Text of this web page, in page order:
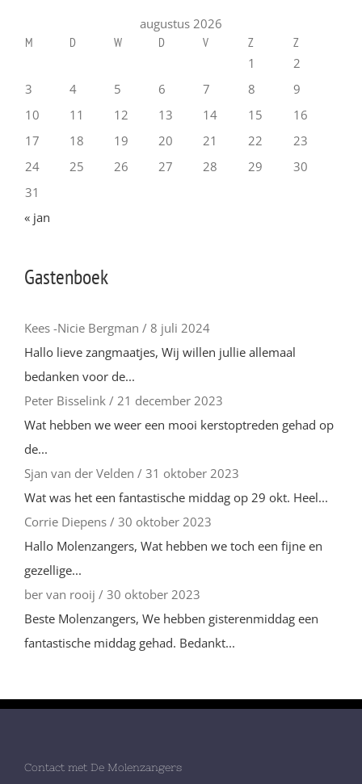
augustus 2026
M D W D V Z Z
1
2
3
4 5 6 7 8
9
10
11 12 13 14 15
16
17
18 19 20 21 22
23
24
25 26 27 28 29
30
31
« jan
Gastenboek
Kees -Nicie Bergman / 8 juli 2024
Hallo lieve zangmaatjes, Wij willen jullie allemaal
bedanken voor de...
Peter Bisselink / 21 december 2023
Wat hebben we weer een mooi kerstoptreden gehad op
de...
Sjan van der Velden / 31 oktober 2023
Wat was het een fantastische middag op 29 okt. Heel...
Corrie Diepens / 30 oktober 2023
Hallo Molenzangers, Wat hebben we toch een fijne en
gezellige...
ber van rooij / 30 oktober 2023
Beste Molenzangers, We hebben gisterenmiddag een
fantastische middag gehad. Bedankt...
Contact met De Molenzangers